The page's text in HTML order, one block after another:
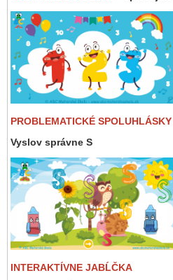
PROBLEMATICKÉ SPOLUHLÁSKY
Vyslov správne S
INTERAKTÍVNE JABĹČKA